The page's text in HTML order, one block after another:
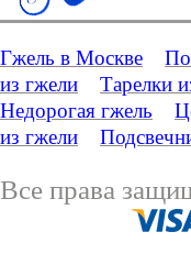
Гжель в Москве
из гжели
Тарелки
Недорогая гжель
из гжели
Все права